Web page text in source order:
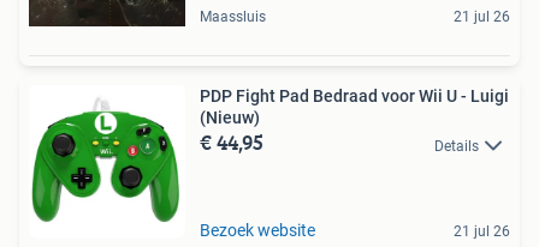
Maassluis 21 jul 26
PDP Fight Pad Bedraad voor Wii U - Luigi
(Nieuw)
€ 44,95 Details
Bezoek website 21 jul 26